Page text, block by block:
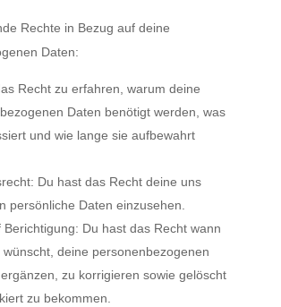
Rechte in Bezug auf deine
Daten:
Recht zu erfahren, warum deine
Daten benötigt werden, was
und wie lange sie aufbewahrt
Du hast das Recht deine uns
persönliche Daten einzusehen.
Berichtigung: Du hast das Recht wann
wünscht, deine personenbezogenen
zu korrigieren sowie gelöscht
zu bekommen.